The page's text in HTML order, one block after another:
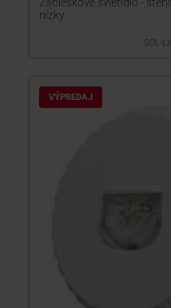
nízky
SOL-
VÝPREDAJ